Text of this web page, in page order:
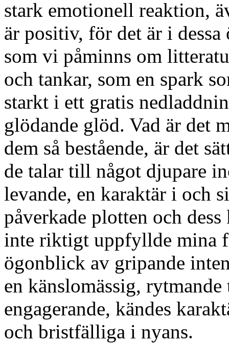
stark emotionell reaktion,
är positiv, för det är i
som vi påminns om
och tankar, som en spark
starkt i ett gratis
glödande glöd. Vad är det
dem så bestående, är det
de talar till något djupare
levande, en karaktär i och
påverkade plotten och
inte riktigt uppfyllde mina
ögonblick av gripande
en känslomässig,
engagerande, kändes
och bristfälliga i nyans.